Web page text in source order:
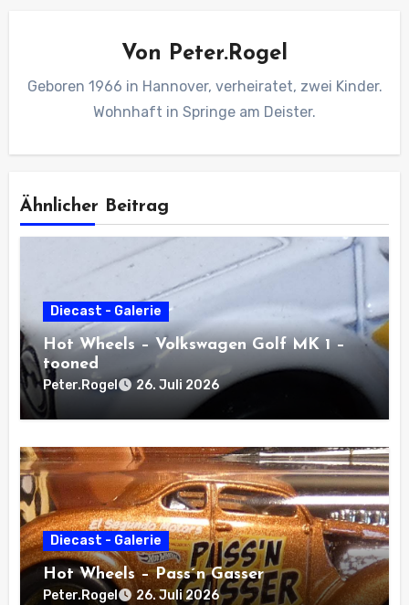
Von Peter.Rogel
Geboren 1966 in Hannover, verheiratet, zwei Kinder.
Wohnhaft in Springe am Deister.
Ähnlicher Beitrag
Diecast - Galerie
Hot Wheels – Volkswagen Golf MK 1 –
tooned
Peter.Rogel 26. Juli 2026
Diecast - Galerie
Hot Wheels – Pass´n Gasser
Peter.Rogel 26. Juli 2026